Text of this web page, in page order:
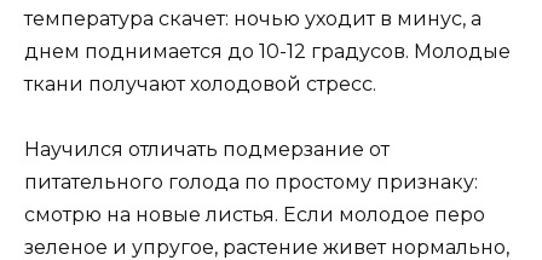
температура скачет: ночью уходит в минус, а
днем поднимается до 10-12 градусов. Молодые
ткани получают холодовой стресс.
Научился отличать подмерзание от
питательного голода по простому признаку:
смотрю на новые листья. Если молодое перо
зеленое и упругое, растение живет нормально,